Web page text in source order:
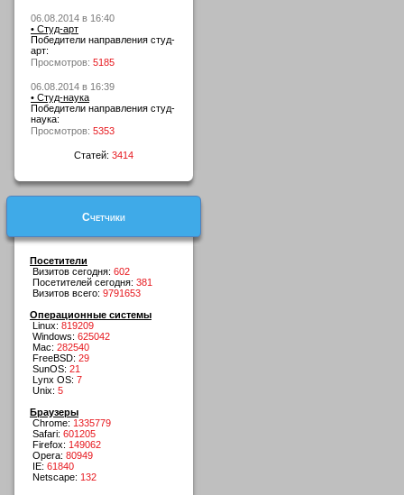
06.08.2014 в 16:40
• Студ-арт
Победители направления студ-
арт:
Просмотров: 5185
06.08.2014 в 16:39
• Студ-наука
Победители направления студ-
наука:
Просмотров: 5353
Статей: 3414
Счетчики
Посетители
Визитов сегодня: 602
Посетителей сегодня: 381
Визитов всего: 9791653
Операционные системы
Linux: 819209
Windows: 625042
Mac: 282540
FreeBSD: 29
SunOS: 21
Lynx OS: 7
Unix: 5
Браузеры
Chrome: 1335779
Safari: 601205
Firefox: 149062
Opera: 80949
IE: 61840
Netscape: 132